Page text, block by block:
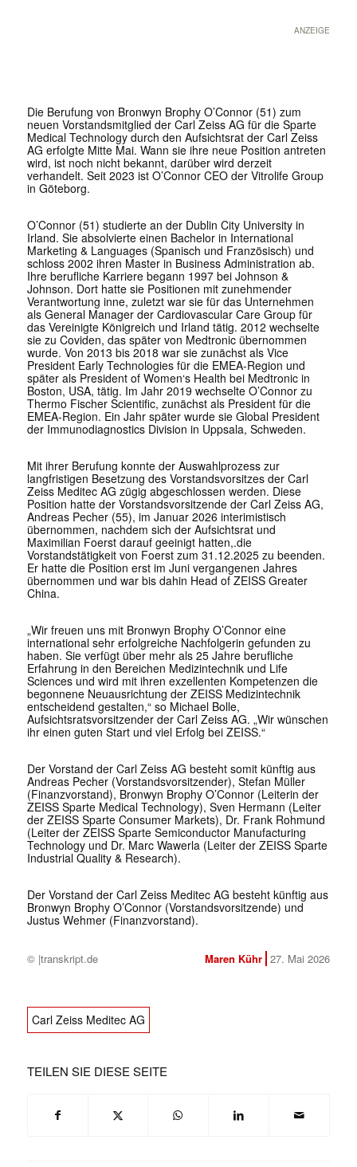
ANZEIGE
Die Berufung von Bronwyn Brophy O’Connor (51) zum
neuen Vorstandsmitglied der Carl Zeiss AG für die Sparte
Medical Technology durch den Aufsichtsrat der Carl Zeiss
AG erfolgte Mitte Mai. Wann sie ihre neue Position antreten
wird, ist noch nicht bekannt, darüber wird derzeit
verhandelt. Seit 2023 ist O’Connor CEO der Vitrolife Group
in Göteborg.
O’Connor (51) studierte an der Dublin City University in
Irland. Sie absolvierte einen Bachelor in International
Marketing & Languages (Spanisch und Französisch) und
schloss 2002 ihren Master in Business Administration ab.
Ihre berufliche Karriere begann 1997 bei Johnson &
Johnson. Dort hatte sie Positionen mit zunehmender
Verantwortung inne, zuletzt war sie für das Unternehmen
als General Manager der Cardiovascular Care Group für
das Vereinigte Königreich und Irland tätig. 2012 wechselte
sie zu Coviden, das später von Medtronic übernommen
wurde. Von 2013 bis 2018 war sie zunächst als Vice
President Early Technologies für die EMEA-Region und
später als President of Women‘s Health bei Medtronic in
Boston, USA, tätig. Im Jahr 2019 wechselte O’Connor zu
Thermo Fischer Scientific, zunächst als President für die
EMEA-Region. Ein Jahr später wurde sie Global President
der Immunodiagnostics Division in Uppsala, Schweden.
Mit ihrer Berufung konnte der Auswahlprozess zur
langfristigen Besetzung des Vorstandsvorsitzes der Carl
Zeiss Meditec AG zügig abgeschlossen werden. Diese
Position hatte der Vorstandsvorsitzende der Carl Zeiss AG,
Andreas Pecher (55), im Januar 2026 interimistisch
übernommen, nachdem sich der Aufsichtsrat und
Maximilian Foerst darauf geeinigt hatten,.die
Vorstandstätigkeit von Foerst zum 31.12.2025 zu beenden.
Er hatte die Position erst im Juni vergangenen Jahres
übernommen und war bis dahin Head of ZEISS Greater
China.
„Wir freuen uns mit Bronwyn Brophy O’Connor eine
international sehr erfolgreiche Nachfolgerin gefunden zu
haben. Sie verfügt über mehr als 25 Jahre berufliche
Erfahrung in den Bereichen Medizintechnik und Life
Sciences und wird mit ihren exzellenten Kompetenzen die
begonnene Neuausrichtung der ZEISS Medizintechnik
entscheidend gestalten,“ so Michael Bolle,
Aufsichtsratsvorsitzender der Carl Zeiss AG. „Wir wünschen
ihr einen guten Start und viel Erfolg bei ZEISS.“
Der Vorstand der Carl Zeiss AG besteht somit künftig aus
Andreas Pecher (Vorstandsvorsitzender), Stefan Müller
(Finanzvorstand), Bronwyn Brophy O’Connor (Leiterin der
ZEISS Sparte Medical Technology), Sven Hermann (Leiter
der ZEISS Sparte Consumer Markets), Dr. Frank Rohmund
(Leiter der ZEISS Sparte Semiconductor Manufacturing
Technology und Dr. Marc Wawerla (Leiter der ZEISS Sparte
Industrial Quality & Research).
Der Vorstand der Carl Zeiss Meditec AG besteht künftig aus
Bronwyn Brophy O’Connor (Vorstandsvorsitzende) und
Justus Wehmer (Finanzvorstand).
© |transkript.de Maren Kühr 27. Mai 2026
Carl Zeiss Meditec AG
TEILEN SIE DIESE SEITE